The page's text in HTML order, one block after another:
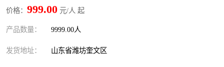
价格： 999.00 元/人 起
产品数量： 9999.00人
发货地址： 山东省潍坊奎文区